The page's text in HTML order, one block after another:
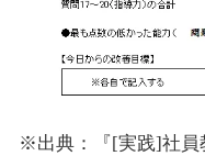
※出典：『[実践]社員